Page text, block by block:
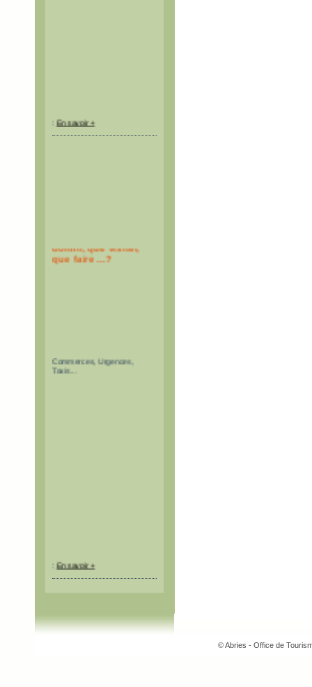
En savoir +
que faire ...?
Commerces, Urgences,
Taxis...
En savoir +
© Abries - Office de